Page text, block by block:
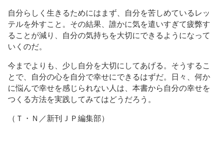
自分らしく生きるためにはまず、自分を苦しめているレッ
テルを外すこと。その結果、誰かに気を遣いすぎて疲弊す
ることが減り、自分の気持ちを大切にできるようになって
いくのだ。
今までよりも、少し自分を大切にしてあげる。そうするこ
とで、自分の心を自分で幸せにできるはずだ。日々、何か
に悩んで幸せを感じられない人は、本書から自分の幸せを
つくる方法を実践してみてはどうだろう。
（Ｔ・Ｎ／新刊ＪＰ編集部）